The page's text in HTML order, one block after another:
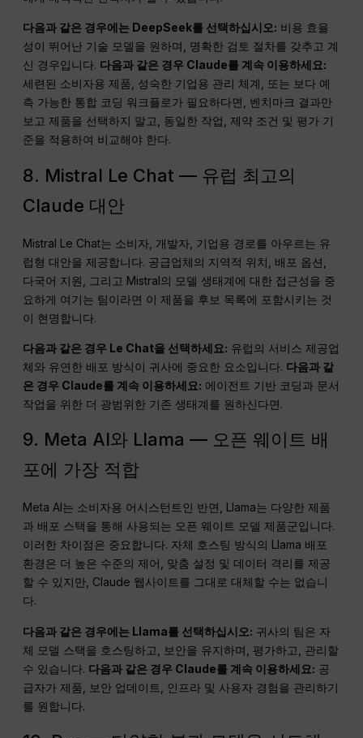
다음과 같은 경우에는 DeepSeek를 선택하십시오: 비용 효율
성이 뛰어난 기술 모델을 원하며, 명확한 검토 절차를 갖추고 계
신 경우입니다. 다음과 같은 경우 Claude를 계속 이용하세요:
세련된 소비자용 제품, 성숙한 기업용 관리 체계, 또는 보다 예
측 가능한 통합 코딩 워크플로가 필요하다면, 벤치마크 결과만
보고 제품을 선택하지 말고, 동일한 작업, 제약 조건 및 평가 기
준을 적용하여 비교해야 한다.
8. Mistral Le Chat — 유럽 최고의
Claude 대안
Mistral Le Chat는 소비자, 개발자, 기업용 경로를 아우르는 유
럽형 대안을 제공합니다. 공급업체의 지역적 위치, 배포 옵션,
다국어 지원, 그리고 Mistral의 모델 생태계에 대한 접근성을 중
요하게 여기는 팀이라면 이 제품을 후보 목록에 포함시키는 것
이 현명합니다.
다음과 같은 경우 Le Chat을 선택하세요: 유럽의 서비스 제공업
체와 유연한 배포 방식이 귀사에 중요한 요소입니다. 다음과 같
은 경우 Claude를 계속 이용하세요: 에이전트 기반 코딩과 문서
작업을 위한 더 광범위한 기존 생태계를 원하신다면.
9. Meta AI와 Llama — 오픈 웨이트 배
포에 가장 적합
Meta AI는 소비자용 어시스턴트인 반면, Llama는 다양한 제품
과 배포 스택을 통해 사용되는 오픈 웨이트 모델 제품군입니다.
이러한 차이점은 중요합니다. 자체 호스팅 방식의 Llama 배포
환경은 더 높은 수준의 제어, 맞춤 설정 및 데이터 격리를 제공
할 수 있지만, Claude 웹사이트를 그대로 대체할 수는 없습니
다.
다음과 같은 경우에는 Llama를 선택하십시오: 귀사의 팀은 자
체 모델 스택을 호스팅하고, 보안을 유지하며, 평가하고, 관리할
수 있습니다. 다음과 같은 경우 Claude를 계속 이용하세요: 공
급자가 제품, 보안 업데이트, 인프라 및 사용자 경험을 관리하기
를 원합니다.